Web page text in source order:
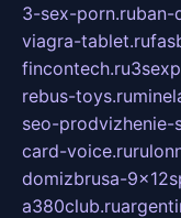
3-sex-porn.ruban-
viagra-tablet.ru
fincontech.ru
rebus-toys.ru
seo-
card-voice.ru
domizbrusa-
a380club.ru